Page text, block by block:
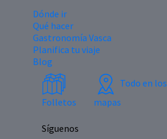
Dónde ir
Qué hacer
Gastronomía Vasca
Planifica tu viaje
Blog
Folletos
Todo en los
mapas
Síguenos